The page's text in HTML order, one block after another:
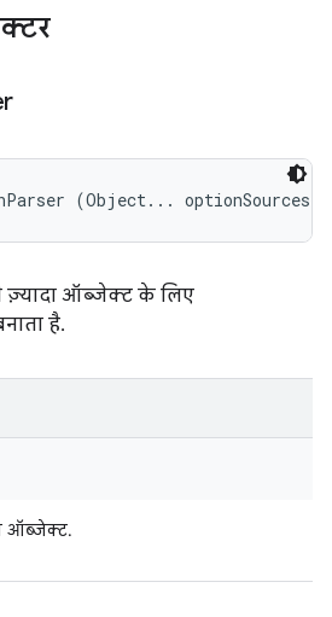
(Object... optionSources)
ऑब्जेक्ट के लिए
है.
ऑब्जेक्ट.